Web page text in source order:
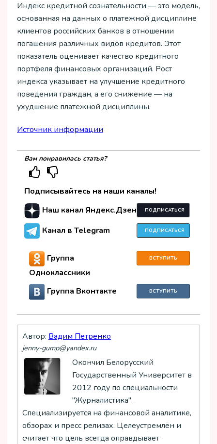
Индекс кредитной сознательности — это модель,
основанная на данных о платежной дисциплине
клиентов российских банков в отношении
погашения различных видов кредитов. Этот
показатель оценивает качество кредитного
портфеля финансовых организаций. Рост
индекса указывает на улучшение кредитного
поведения граждан, а его снижение — на
ухудшение платежной дисциплины.
Источник информации
Вам понравилась статья?
Подписывайтесь на наши каналы!
Наш канал Яндекс.Дзен
ПОДПИСАТЬСЯ
Канал в Telegram ПОДПИСАТЬСЯ
Группа
Одноклассники
ВСТУПИТЬ
Группа Вконтакте ВСТУПИТЬ
Автор: Вадим Петренко
jenny-gump@yandex.ru
Окончил Белорусский
Государственный Университет в
2012 году по специальности
"Журналистика".
Специализируется на финансовой аналитике,
обзорах и пресс релизах. Целеустремлён и
считает что цель всегда оправдывает